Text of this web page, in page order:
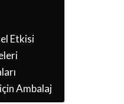
Etkisi
Ambalaj